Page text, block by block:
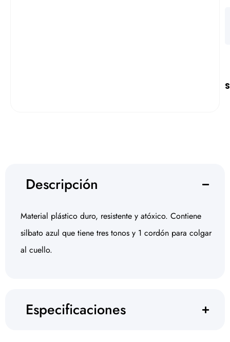
Descripción
Material plástico duro, resistente y atóxico. Contiene
silbato azul que tiene tres tonos y 1 cordón para colgar
al cuello.
Especificaciones